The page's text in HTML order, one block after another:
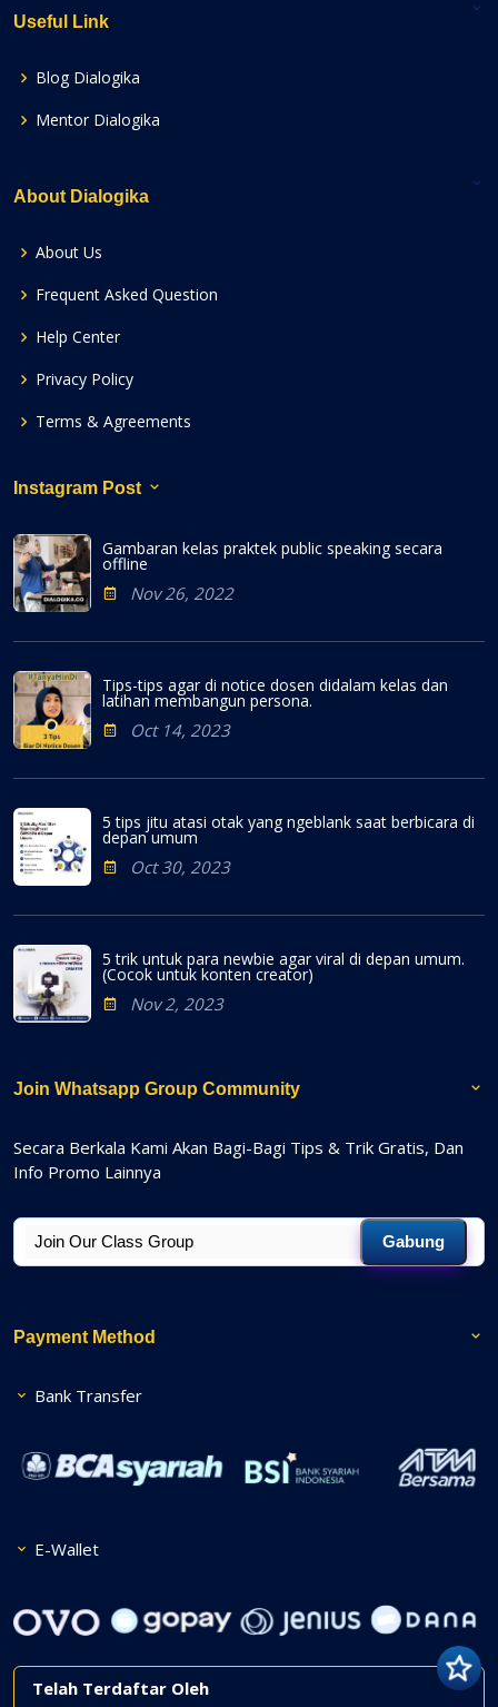
Useful Link
Blog Dialogika
Mentor Dialogika
About Dialogika
About Us
Frequent Asked Question
Help Center
Privacy Policy
Terms & Agreements
Instagram Post
Gambaran kelas praktek public speaking secara
offline
Nov 26, 2022
Tips-tips agar di notice dosen didalam kelas dan
latihan membangun persona.
Oct 14, 2023
5 tips jitu atasi otak yang ngeblank saat berbicara di
depan umum
Oct 30, 2023
5 trik untuk para newbie agar viral di depan umum.
(Cocok untuk konten creator)
Nov 2, 2023
Join Whatsapp Group Community
Secara Berkala Kami Akan Bagi-Bagi Tips & Trik Gratis, Dan
Info Promo Lainnya
Gabung
Payment Method
Bank Transfer
E-Wallet
Telah Terdaftar Oleh